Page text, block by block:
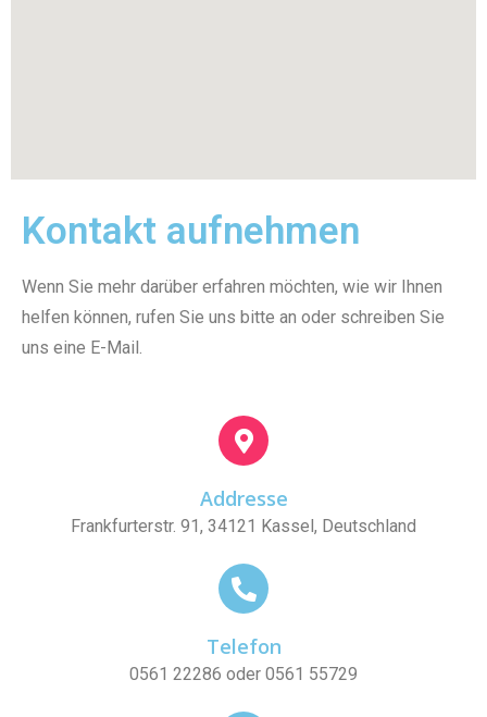
Kontakt aufnehmen
Wenn Sie mehr darüber erfahren möchten, wie wir Ihnen
helfen können, rufen Sie uns bitte an oder schreiben Sie
uns eine E-Mail.
Addresse
Frankfurterstr. 91, 34121 Kassel, Deutschland
Telefon
0561 22286 oder 0561 55729